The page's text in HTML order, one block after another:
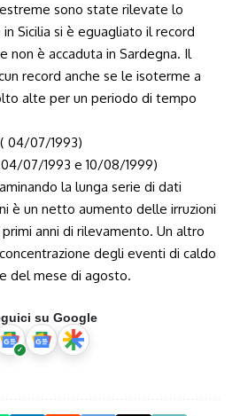
sono state rilevate lo
Sicilia si è eguagliato il record
non è accaduta in Sardegna. Il
record anche se le isoterme a
alte per un periodo di tempo
( 04/07/1993)
07/1993 e 10/08/1999)
la lunga serie di dati
è un netto aumento delle irruzioni
anni di rilevamento. Un altro
degli eventi di caldo
del mese di agosto.
su Google